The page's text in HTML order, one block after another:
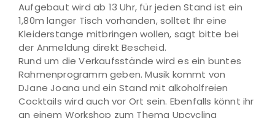
Aufgebaut wird ab 13 Uhr, für jeden Stand ist ein
1,80m langer Tisch vorhanden, solltet Ihr eine
Kleiderstange mitbringen wollen, sagt bitte bei
der Anmeldung direkt Bescheid.
Rund um die Verkaufsstände wird es ein buntes
Rahmenprogramm geben. Musik kommt von
DJane Joana und ein Stand mit alkoholfreien
Cocktails wird auch vor Ort sein. Ebenfalls könnt ihr
an einem Workshop zum Thema Upcycling